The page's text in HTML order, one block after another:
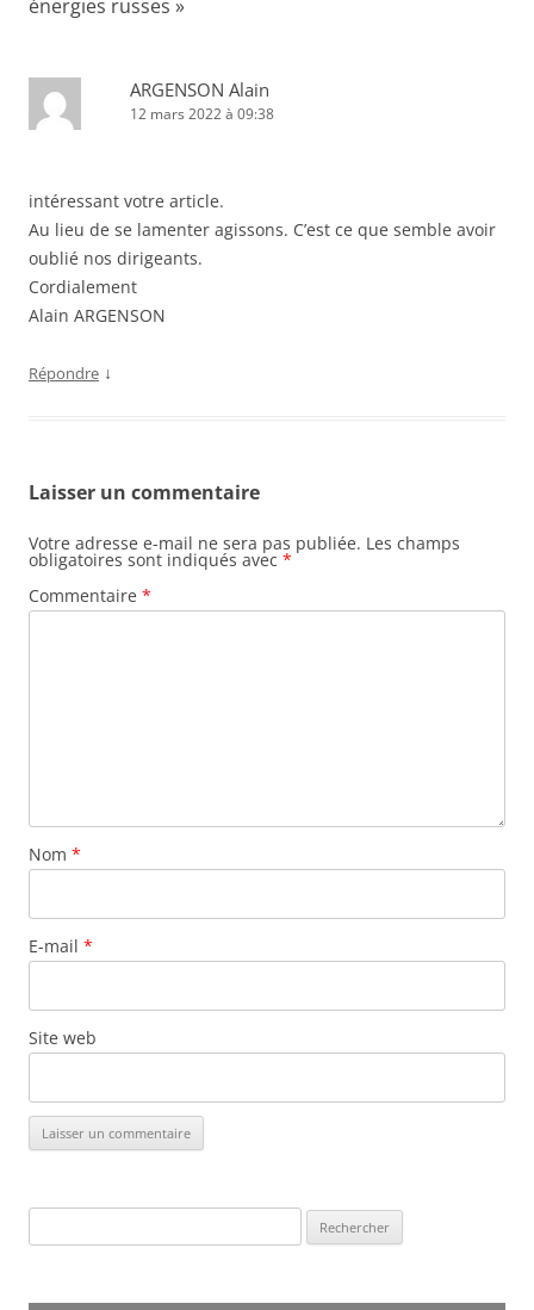
énergies russes »
ARGENSON Alain
12 mars 2022 à 09:38
intéressant votre article.
Au lieu de se lamenter agissons. C’est ce que semble avoir
oublié nos dirigeants.
Cordialement
Alain ARGENSON
Répondre ↓
Laisser un commentaire
Votre adresse e-mail ne sera pas publiée. Les champs
obligatoires sont indiqués avec *
Commentaire *
Nom *
E-mail *
Site web